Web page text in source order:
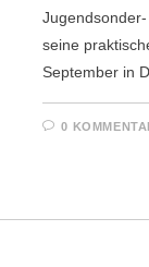
seine
September in
0